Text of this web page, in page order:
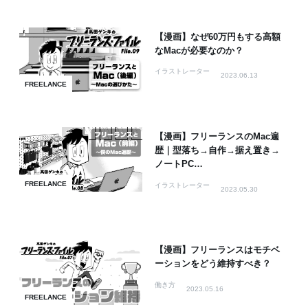
FREELANCE
【漫画】なぜ60万円もする高額
なMacが必要なのか？
イラストレーター
2023.06.13
FREELANCE
【漫画】フリーランスのMac遍
歴｜型落ち→自作→据え置き→
ノートPC…
イラストレーター
2023.05.30
FREELANCE
【漫画】フリーランスはモチベ
ーションをどう維持すべき？
働き方
2023.05.16